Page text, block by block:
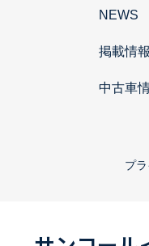
NEWS
掲載情報
中古車
プ